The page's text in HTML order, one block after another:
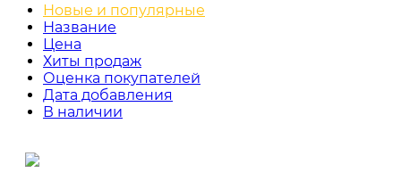
Новые и популярные
Название
Цена
Хиты продаж
Оценка покупателей
Дата добавления
В наличии